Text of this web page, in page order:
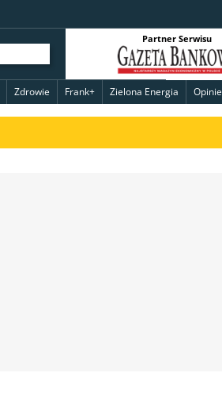
Partner Serwisu
Zdrowie Frank+ Zielona Energia Opinie